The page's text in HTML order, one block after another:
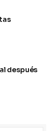
después